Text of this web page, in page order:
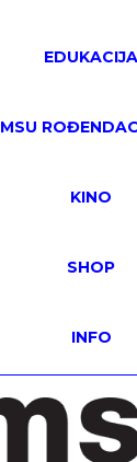
EDUKACIJA
MSU
KINO
SHOP
INFO